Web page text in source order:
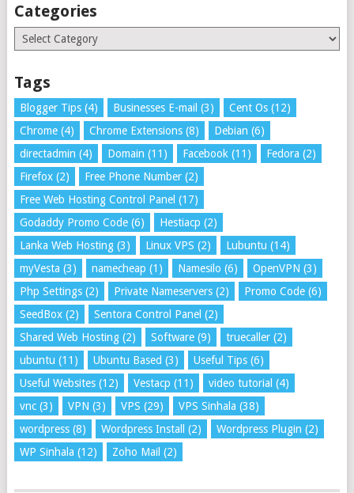
Categories
Categories
Tags
Blogger Tips(4) Businesses E-mail (3) Cent Os(12)
Chrome(4) Chrome Extensions(8) Debian (6)
directadmin (4) Domain (11) Facebook (11) Fedora (2)
Firefox(2) Free Phone Number(2)
Free Web Hosting Control Panel (17)
Godaddy Promo Code(6) Hestiacp (2)
Lanka Web Hosting(3) Linux VPS (2) Lubuntu (14)
myVesta (3) namecheap (1) Namesilo (6) OpenVPN (3)
Php Settings(2) Private Nameservers(2) Promo Code(6)
SeedBox(2) Sentora Control Panel (2)
Shared Web Hosting(2) Software(9) truecaller(2)
ubuntu (11) Ubuntu Based (3) Useful Tips(6)
Useful Websites(12) Vestacp (11) video tutorial (4)
vnc(3) VPN (3) VPS (29) VPS Sinhala (38)
wordpress(8) Wordpress Install (2) Wordpress Plugin (2)
WP Sinhala (12) Zoho Mail (2)